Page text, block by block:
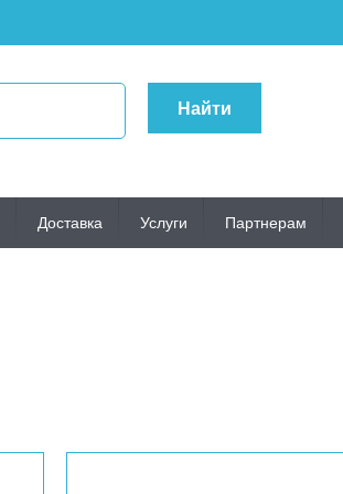
Найти
Доставка Услуги Партнерам